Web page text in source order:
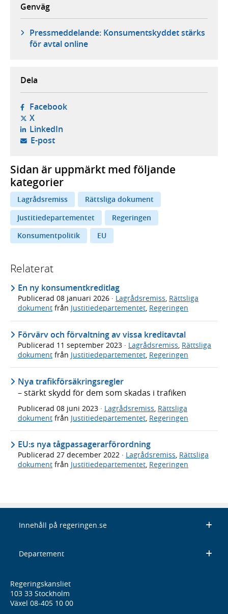
Genväg
Pressmeddelande: Konsumentskyddet stärks
för avtal online
Dela
Facebook- öppnas i ny flik, extern webbplats,
X- öppnas i ny flik, extern webbplats,
LinkedIn- öppnas i ny flik, extern webbplats,
E-post- öppnar din e-postklient,
Sidan är uppmärkt med följande
kategorier
Lagrådsremiss
Rättsliga dokument
Justitiedepartementet
Regeringen
Konsumentpolitik
EU
Relaterat
En ny konsumentkreditlag
Publicerad 08 januari 2026 · Lagrådsremiss, Rättsliga
dokument från Justitiedepartementet, Regeringen
Förvärv och förvaltning av vissa kreditavtal
Publicerad 11 september 2023 · Lagrådsremiss, Rättsliga
dokument från Justitiedepartementet, Regeringen
Nya trafikförsäkringsregler
– stärkt skydd för dem som skadas i trafiken
Publicerad 08 juni 2023 · Lagrådsremiss Rättsliga
dokument från Justitiedepartementet Regeringen
EU:s nya tågpassagerarförordning
Publicerad 27 december 2022 · Lagrådsremiss, Rättsliga
dokument från Justitiedepartementet, Regeringen
Innehåll på regeringen.se
Departement
Regeringskansliet
103 33 Stockholm
Växel 08-405 10 00